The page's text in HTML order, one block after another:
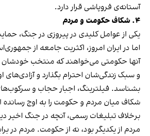
آستانه‌ی فروپاشی قرار دارد.
۴. شکاف حکومت و مردم
یکی از عوامل کلیدی در پیروزی در جنگ،
اما در ایران امروز، اکثریت جامعه از
آنها حکومتی می‌خواهند که منتخب
و سبک زندگی‌شان احترام بگذارد و آزادی‌های
بشناسد. فیلترینگ، اجبار حجاب و
شکاف میان مردم و حکومت را به اوج
برخلاف تبلیغات رسمی، آنچه در جنگ اخیر
مردم از یکدیگر بود، نه از حکومت. مردم در